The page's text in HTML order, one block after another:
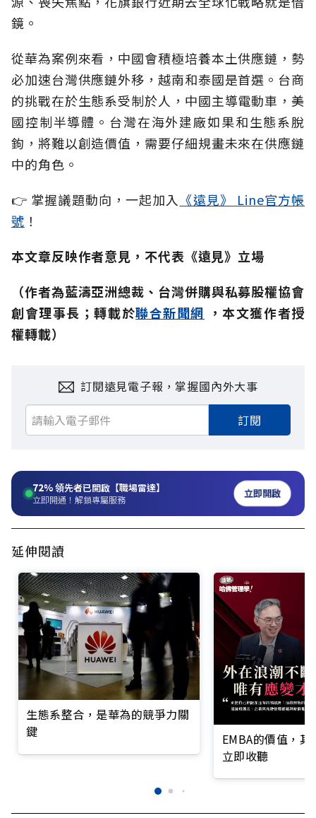
鏡。
從華為案例來看，中國會積極培養本土供應鏈，勢
必加速台灣供應鏈外移，越南和泰國是首選。台商
的挑戰在於生態系受制於人，中國主導電動車，美
國控制半導體。台灣在海外建廠如果和生態系脫
鉤，將難以創造價值，需要仔細規畫未來在供應鏈
中的角色。
👉 掌握議題動向，一起加入 《遠見》 Line官方帳
號 ！
本文章反映作者意見，不代表《遠見》立場
（作者為藍濤亞洲總裁、台灣併購與私募股權協會
創會理事長； 轉載於聯合新聞網
，本文獲作者授
權轉載）
訂閱遠見電子報，掌握國內外大事
訂閱
72%領先者已開啟【職場雷達】
立即開通！解鎖專屬服務 立即開啟
延伸閱讀
生態系整合，是華為的競爭力關
鍵
EMBA的價值，
立即收聽